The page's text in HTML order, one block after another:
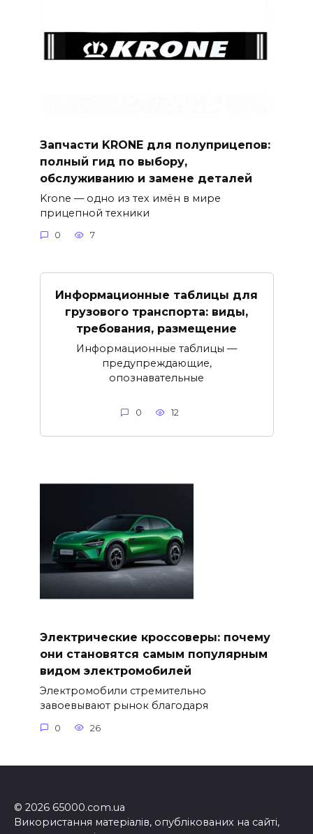
Запчасти KRONE для полуприцепов:
полный гид по выбору,
обслуживанию и замене деталей
Krone — одно из тех имён в мире
прицепной техники
0 7
Информационные таблицы для
грузового транспорта: виды,
требования, размещение
Информационные таблицы —
предупреждающие,
опознавательные
0 12
Электрические кроссоверы: почему
они становятся самым популярным
видом электромобилей
Электромобили стремительно
завоевывают рынок благодаря
0 26
© 2026 65000.com.ua
Використання матеріалів, опублікованих на сайті,